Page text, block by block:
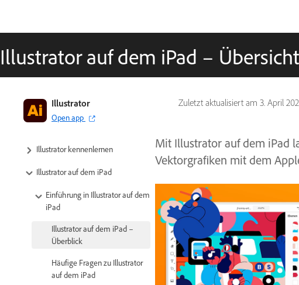
Illustrator auf dem iPad – Übersicht
Zuletzt aktualisiert am 3. April
Illustrator
Open app
Illustrator kennenlernen
Illustrator auf dem iPad
Einführung in Illustrator auf dem
iPad
Illustrator auf dem iPad –
Überblick
Häufige Fragen zu Illustrator
auf dem iPad
Mit Illustrator auf dem iPad
Vektorgrafiken mit dem